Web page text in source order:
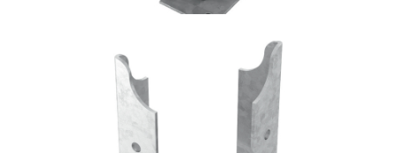
Portapilastro TYP FD50